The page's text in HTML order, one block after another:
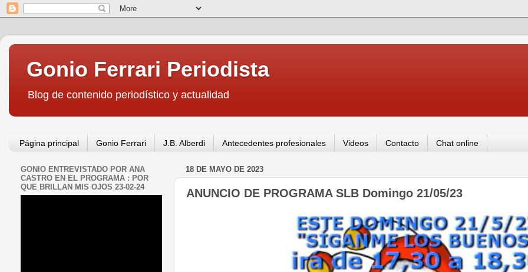
Gonio Ferrari Periodista
Blog de contenido periodístico y actualidad
Página principal Gonio Ferrari J.B. Alberdi Antecedentes profesionales Videos Contacto Chat online
18 DE MAYO DE 2023
ANUNCIO DE PROGRAMA SLB Domingo 21/05/23
GONIO ENTREVISTADO POR ANA
CASTRO EN EL PROGRAMA : POR
QUE BRILLAN MIS OJOS 23-02-24